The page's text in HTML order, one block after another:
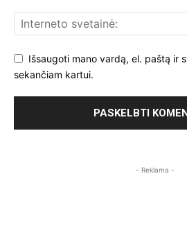
Išsaugoti mano vardą, el. paštą ir
sekančiam kartui.
- Reklama -